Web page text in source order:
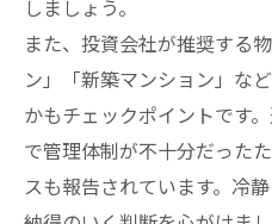
法
しましょう。
また、投資会社が推奨する
ン」「新築マンション」な
かもチェックポイントです
で管理体制が不十分だった
スも報告されています。冷